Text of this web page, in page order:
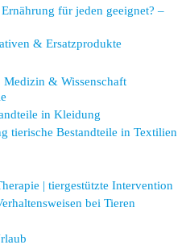
für jeden geeignet? –
& Ersatzprodukte
& Wissenschaft
in Kleidung
tierische Bestandteile in Textilien
| tiergestützte Intervention
bei Tieren